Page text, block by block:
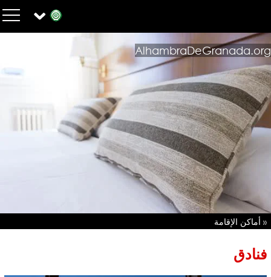
AlhambraDeGranada.org
« أماكن الإقامة
فنادق